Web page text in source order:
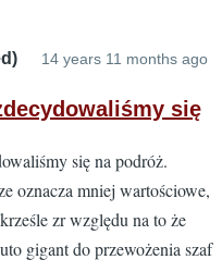
14 years 11 months ago
się
się na podróż.
oznacza mniej wartościowe,
zr względu na to że
gigant do przewożenia szaf